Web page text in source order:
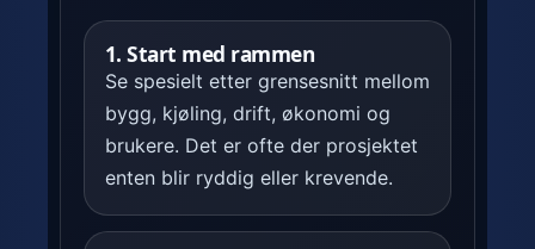
1. Start med rammen
Se spesielt etter grensesnitt mellom
bygg, kjøling, drift, økonomi og
brukere. Det er ofte der prosjektet
enten blir ryddig eller krevende.